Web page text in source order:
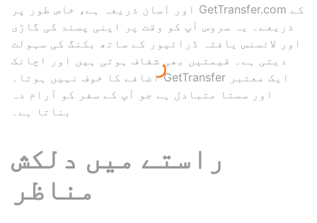
اور آسان ذریعہ ہے، خاص طور پر GetTransfer.com کے
ذریعے۔ یہ سروس آپ کو وقت پر اپنی پسند کی گاڑی
اور لائسنس یافتہ ڈرائیور کے ساتھ بکنگ کی سہولت
دیتی ہے۔ قیمتیں بھی شفاف ہوتی ہیں اور اچانک
اضافے کا خوف نہیں ہوتا۔ GetTransfer ایک معتبر
اور سستا متبادل ہے جو آپ کے سفر کو آرام دہ
بناتا ہے۔
راستے میں دلکش
مناظر